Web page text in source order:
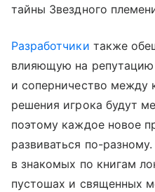
тайны Звездного
Разработчики также
влияющую на
и соперничество между
решения игрока будут
поэтому каждое новое
развиваться по-
в знакомых по книгам
пустошах и священных